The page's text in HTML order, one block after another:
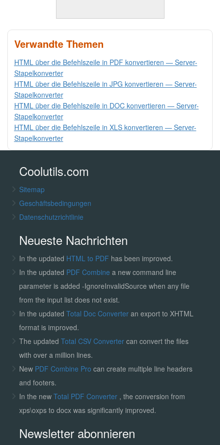
Verwandte Themen
HTML über die Befehlszeile in PDF konvertieren — Server-
Stapelkonverter
HTML über die Befehlszeile in JPG konvertieren — Server-
Stapelkonverter
HTML über die Befehlszeile in DOC konvertieren — Server-
Stapelkonverter
HTML über die Befehlszeile in XLS konvertieren — Server-
Stapelkonverter
Coolutils.com
Sitemap
Geschäftsbedingungen
Datenschutzrichtlinie
Neueste Nachrichten
In the updated HTML to PDF has been improved.
In the updated PDF Combine a new command line
parameter is added -IgnoreInvalidSource when any file
from the input list does not exist.
In the updated Total Doc Converter an export to XHTML
format is improved.
The updated Total CSV Convertercan convert the files
with over a million lines.
New PDF Combine Pro can create multiple line headers
and footers.
In the new Total PDF Converter , the conversion from
xps\oxps to docx was significantly improved.
Newsletter abonnieren